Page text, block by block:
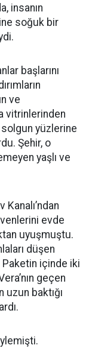
insanın
soğuk bir
başlarını
ve
vitrinlerinden
solgun yüzlerine
Şehir, o
yaşlı ve
evde
uyuşmuştu.
düşen
Paketin içinde iki
geçen
baktığı